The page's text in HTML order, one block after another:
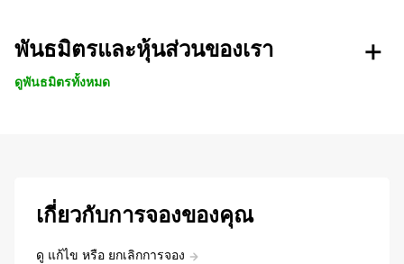
พันธมิตรและหุ้นส่วนของเรา
ดูพันธมิตรทั้งหมด
เกี่ยวกับการจองของคุณ
ดู แก้ไข หรือ ยกเลิกการจอง